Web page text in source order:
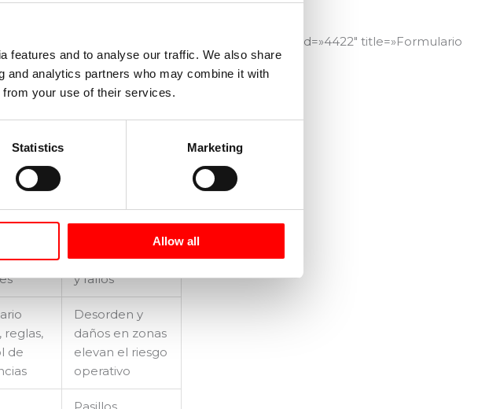
features and to analyse our traffic. We also share
and analytics partners who may combine it with
from your use of their services.
Statistics Marketing
Allow all
para
estanterías /
control técnico
corte,
de
Ubicaciones
claras reducen
manipulaciones
y fallos
reglas,
de
Desorden y
daños en zonas
elevan el riesgo
operativo
[contact-form-7 id=»4422″ title=»Formulario